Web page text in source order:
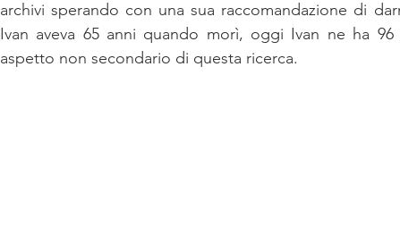
archivi sperando con una sua raccomandazione di
Ivan aveva 65 anni quando morì, oggi Ivan ne ha
aspetto non secondario di questa ricerca.